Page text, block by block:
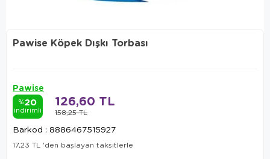
Pawise Köpek Dışkı Torbası
Pawise
%20
indirimli 158,25 TL
126,60 TL
Barkod : 8886467515927
17,23 TL 'den başlayan taksitlerle